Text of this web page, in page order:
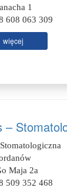
1
608 063 309
więcej
–
Maja 2a
509 352 468